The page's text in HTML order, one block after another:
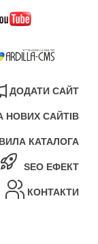
ДОДАТИ САЙТ
НОВИХ САЙТІВ
КАТАЛОГА
SEO ЕФЕКТ
КОНТАКТИ